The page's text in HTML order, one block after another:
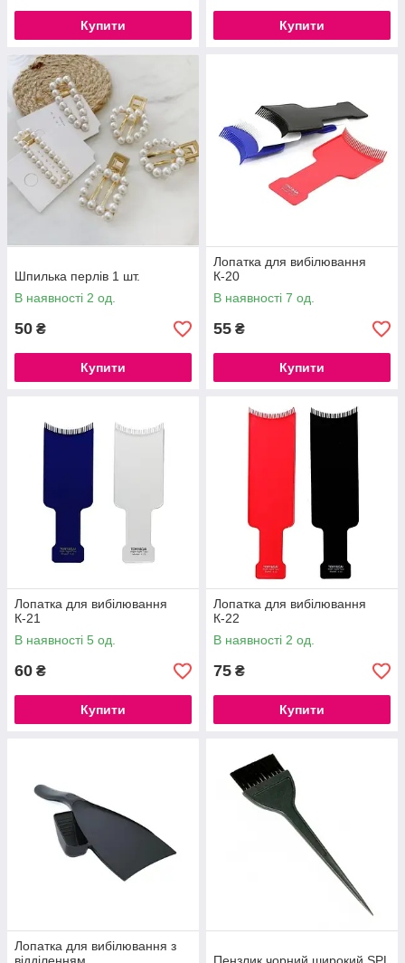
Купити Купити
Шпилька перлів 1 шт.
В наявності 2 од.
50 ₴
Купити
Лопатка для вибілювання
К-20
В наявності 7 од.
55 ₴
Купити
Лопатка для вибілювання
К-21
В наявності 5 од.
60 ₴
Купити
Лопатка для вибілювання
К-22
В наявності 2 од.
75 ₴
Купити
Лопатка для вибілювання з